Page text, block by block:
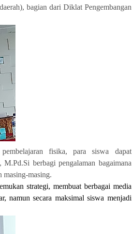
bagian dari Diklat Pengembangan
fisika, para siswa dapat
berbagi pengalaman bagaimana
masing-masing.
strategi, membuat berbagai media
namun secara maksimal siswa menjadi